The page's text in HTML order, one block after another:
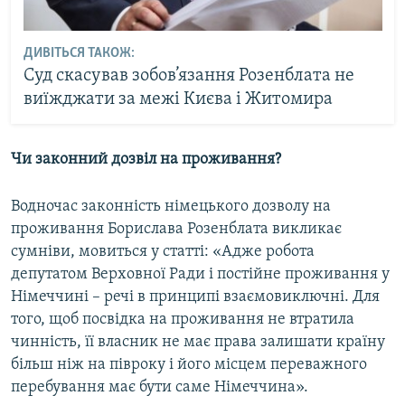
ДИВІТЬСЯ ТАКОЖ:
Суд скасував зобов’язання Розенблата не
виїжджати за межі Києва і Житомира
Чи законний дозвіл на проживання?
Водночас законність німецького дозволу на
проживання Борислава Розенблата викликає
сумніви, мовиться у статті: «Адже робота
депутатом Верховної Ради і постійне проживання у
Німеччині – речі в принципі взаємовиключні. Для
того, щоб посвідка на проживання не втратила
чинність, її власник не має права залишати країну
більш ніж на півроку і його місцем переважного
перебування має бути саме Німеччина».